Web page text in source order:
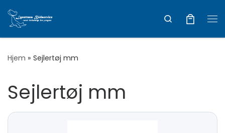
Vis hele indholdet
Search
Hjem » Sejlertøj mm
Sejlertøj mm